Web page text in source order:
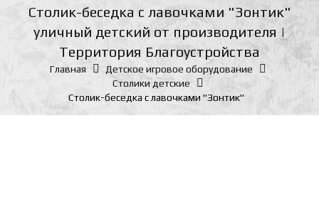
Столик-беседка с лавочками "Зонтик"
уличный детский от производителя |
Территория Благоустройства
Главная
Детское игровое оборудование
Столики детские
Столик-беседка с лавочками "Зонтик"